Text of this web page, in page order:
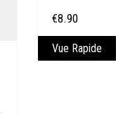
€8.90
Vue Rapide